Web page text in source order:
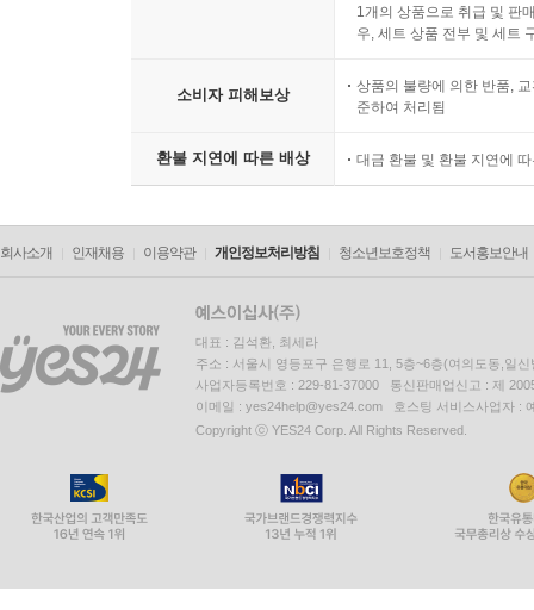
1개의 상품으로 취급 및 판
우, 세트 상품 전부 및 세트
소비자 피해보상
상품의 불량에 의한 반품,
준하여 처리됨
환불 지연에 따른 배상 대금 환불 및 환불 지연에
회사소개 인재채용 이용약관 개인정보처리방침 청소년보호정책 도서홍보안내
대표 : 김석환, 최세라
주소 : 서울시 영등포구 은행로 11, 5층~6층(여의도동,일신
사업자등록번호 : 229-81-37000 통신판매업신고 : 제
이메일 : yes24help@yes24.com 호스팅 서비스사업자 :
Copyright ⓒ YES24 Corp. All Rights Reserved.